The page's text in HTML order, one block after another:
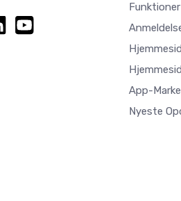
Funktioner
App-
Nyeste